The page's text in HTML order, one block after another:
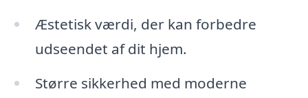
Æstetisk værdi, der kan forbedre
udseendet af dit hjem.
Større sikkerhed med moderne